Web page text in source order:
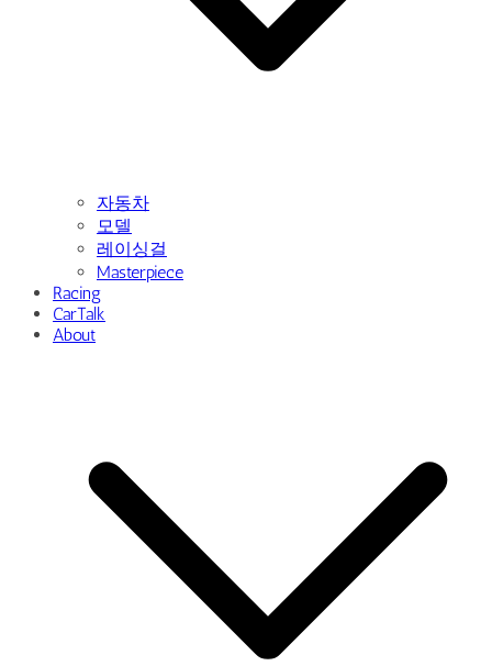
자동차
모델
레이싱걸
Masterpiece
Racing
CarTalk
About